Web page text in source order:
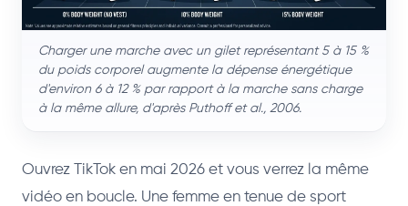
Charger une marche avec un gilet représentant 5 à 15 %
du poids corporel augmente la dépense énergétique
d'environ 6 à 12 % par rapport à la marche sans charge
à la même allure, d'après Puthoff et al., 2006.
Ouvrez TikTok en mai 2026 et vous verrez la même
vidéo en boucle. Une femme en tenue de sport